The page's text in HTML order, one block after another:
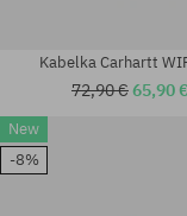
univerzálna veľkosť
Kabelka Carhartt
72,90 €65,90 €
New
-8%